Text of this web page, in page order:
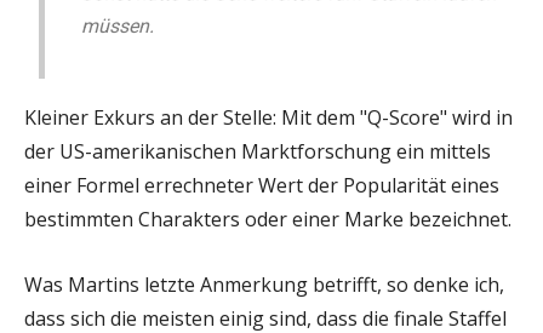
müssen.
Kleiner Exkurs an der Stelle: Mit dem "Q-Score" wird in
der US-amerikanischen Marktforschung ein mittels
einer Formel errechneter Wert der Popularität eines
bestimmten Charakters oder einer Marke bezeichnet.
Was Martins letzte Anmerkung betrifft, so denke ich,
dass sich die meisten einig sind, dass die finale Staffel